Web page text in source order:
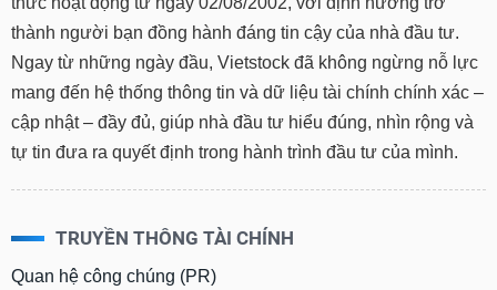
thành người bạn đồng hành đáng tin cậy của nhà đầu tư.
Ngay từ những ngày đầu, Vietstock đã không ngừng nỗ lực
mang đến hệ thống thông tin và dữ liệu tài chính chính xác –
cập nhật – đầy đủ, giúp nhà đầu tư hiểu đúng, nhìn rộng và
tự tin đưa ra quyết định trong hành trình đầu tư của mình.
TRUYỀN THÔNG TÀI CHÍNH
Quan hệ công chúng (PR)